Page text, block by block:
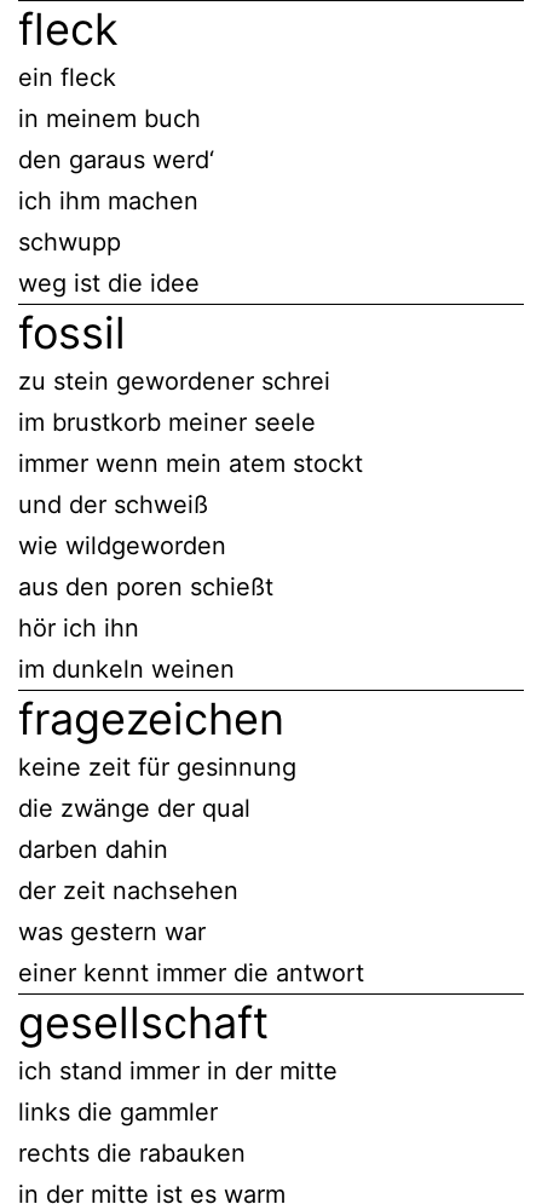
fleck
ein fleck
in meinem buch
den garaus werd‘
ich ihm machen
schwupp
weg ist die idee
fossil
zu stein gewordener schrei
im brustkorb meiner seele
immer wenn mein atem stockt
und der schweiß
wie wildgeworden
aus den poren schießt
hör ich ihn
im dunkeln weinen
fragezeichen
keine zeit für gesinnung
die zwänge der qual
darben dahin
der zeit nachsehen
was gestern war
einer kennt immer die antwort
gesellschaft
ich stand immer in der mitte
links die gammler
rechts die rabauken
in der mitte ist es warm